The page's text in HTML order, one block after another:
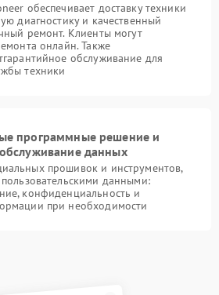
обеспечивает доставку техники
диагностику и качественный
ремонт. Клиенты могут
онлайн. Также
обслуживание для
техники
программные решение и
данных
прошивок и инструментов,
данными:
конфиденциальность и
при необходимости